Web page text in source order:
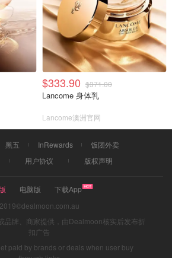
$333.90 $371.00
Lancome 身体乳
Lancome澳洲官网
黑五 InRewards
饭团外卖
用户协议 版权声明
电脑版
下载App
2019©dealmoon.com.au
品牌、商家提供，由Dealmoon核实后发布折
扣广告
paid by brands or deals when user buy